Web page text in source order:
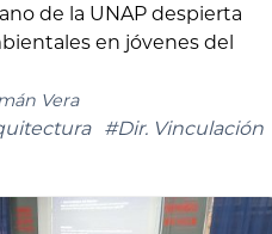
de la UNAP despierta
en jóvenes del
Vera
#Dir. Vinculación